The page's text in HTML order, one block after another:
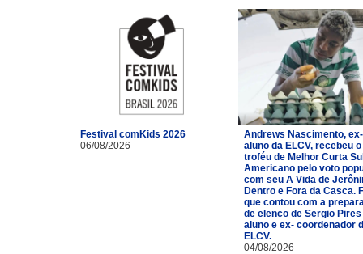
Festival comKids 2026
06/08/2026
Andrews Nascimento, ex-
aluno da ELCV, recebeu o
troféu de Melhor Curta
Americano pelo voto
com seu A Vida de
Dentro e Fora da Casca.
que contou com a
de elenco de Sergio
aluno e ex- coordenador
ELCV.
04/08/2026